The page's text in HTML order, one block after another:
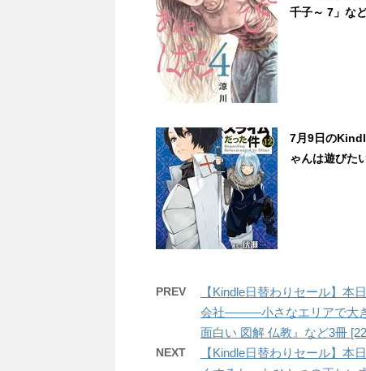
千子～ 7」な
7月9日の
ゃんは遊びた
PREV
【Kindle日替わりセール】本
会社―――小さなエリアで大
面白い 図解 仏教』など3冊
NEXT
【Kindle日替わりセール】本